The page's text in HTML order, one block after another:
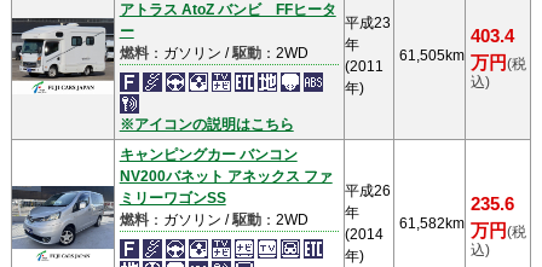
アトラス AtoZ バンビ FFヒータ
ー
燃料：ガソリン /駆動：2WD
※アイコンの説明はこちら
平成23
年
(2011
年)
61,505km
403.4
万円(税
込)
キャンピングカー バンコン
NV200バネット アネックス ファ
ミリーワゴンSS
燃料：ガソリン /駆動：2WD
平成26
年
(2014
年)
61,582km
235.6
万円(税
込)